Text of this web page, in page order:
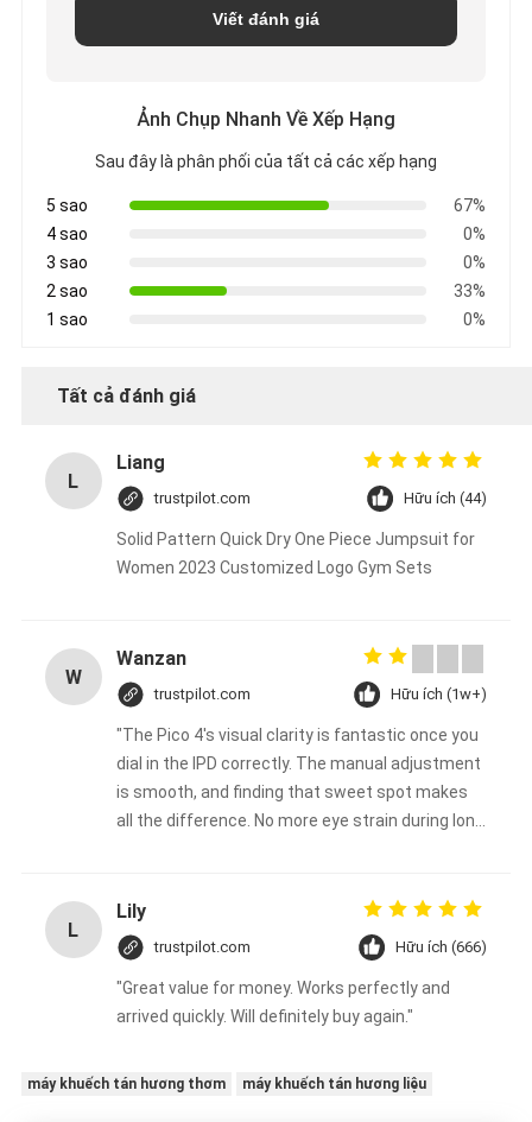
Viết đánh giá
Ảnh Chụp Nhanh Về Xếp Hạng
Sau đây là phân phối của tất cả các xếp hạng
5 sao
67%
4 sao
0%
3 sao
0%
2 sao
33%
1 sao
0%
Tất cả đánh giá
L
Liang
trustpilot.com Hữu ích (44)
Solid Pattern Quick Dry One Piece Jumpsuit for
Women 2023 Customized Logo Gym Sets
W
Wanzan
trustpilot.com Hữu ích (1w+)
"The Pico 4's visual clarity is fantastic once you
dial in the IPD correctly. The manual adjustment
is smooth, and finding that sweet spot makes
all the difference. No more eye strain during long
fantastic once you dial in the IPD correctly. The
manual adjustment is smooth, and finding that
sweet spot makes all the difference. No more
eye strain during long sessions. Highly
recommend taking the time to set it up
once you dial in the IPD correctly. The manual
L
Lily
trustpilot.com Hữu ích (666)
"Great value for money. Works perfectly and
arrived quickly. Will definitely buy again."
máy khuếch tán hương thơm máy khuếch tán hương liệu